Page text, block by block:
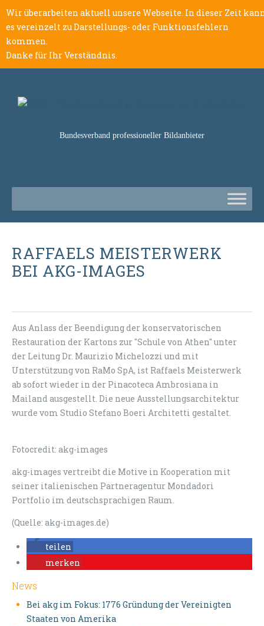
Wir überarbeiten aktuell unsere Webseite. In dieser Zeit
es vereinzelt zu Darstellungs- oder Funktionsfehlern
kommen.
Danke für Ihr Verständnis.
Bundesverband professioneller Bildanbieter
RAFFAELS MEISTERWERK
BEI AKG-IMAGES
Aus Anlass der Beendigung der konservatorischen
Restauration der Kartons zur "Schule von Athen" unter
der Leitung Dr. Maurizio Michelozzi und mit
Unterstützung von RaMo SpA, ist Raffaels Meisterwerk
ab sofort wieder in der Pinacoteca Ambrosiana in
Mailand ausgestellt. Die neue Ausstellungsarchitektur
wurde vom Studio Stefano Boeri Architetti gestaltet.
Fotocredit: akg-images
akg-images vertreibt die Motive in Kooperation mit
seiner italienischen Partneragentur Mondadori
Portfolio im deutschsprachigen Raum.
(Quelle: akg-images.de)
teilen
merken
News
Bei akg im Fokus: 1776 Gründung der Vereinigten
Staaten von Amerika